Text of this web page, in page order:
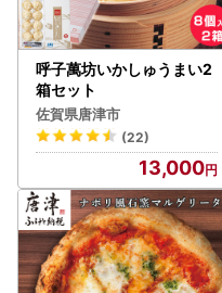
呼子萬坊いかしゅうまい2
箱セット
佐賀県唐津市
(22)
13,000